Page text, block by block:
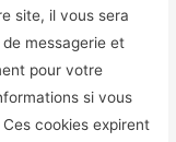
site, il vous sera
messagerie et
pour votre
si vous
cookies expirent